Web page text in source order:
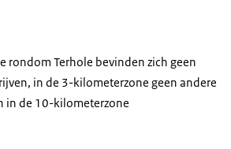
rondom Terhole bevinden zich geen
in de 3-kilometerzone geen andere
in de 10-kilometerzone